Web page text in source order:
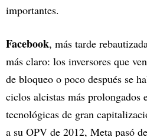
importantes.
Facebook, más tarde
más claro: los inversores que
de bloqueo o poco después se
ciclos alcistas más prolongados
tecnológicas de gran
a su OPV de 2012, Meta pasó